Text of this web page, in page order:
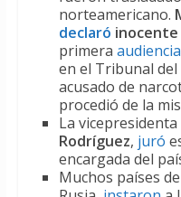
norteamericano.
declaró inocente
primera audiencia
en el Tribunal
acusado de
procedió de la
La
Rodríguez, juró
encargada del
Muchos países